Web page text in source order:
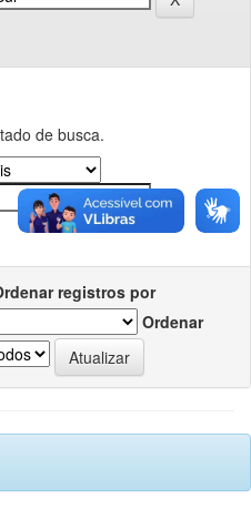
de busca.
registros por
Ordenar